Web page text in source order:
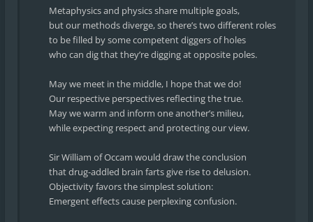
Metaphysics and physics share multiple goals,
but our methods diverge, so there’s two different roles
to be filled by some competent diggers of holes
who can dig that they’re digging at opposite poles.
May we meet in the middle, I hope that we do!
Our respective perspectives reflecting the true.
May we warm and inform one another’s milieu,
while expecting respect and protecting our view.
Sir William of Occam would draw the conclusion
that drug-addled brain farts give rise to delusion.
Objectivity favors the simplest solution:
Emergent effects cause perplexing confusion.